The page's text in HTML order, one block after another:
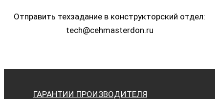
Отправить техзадание в конструкторский отдел:
tech@cehmasterdon.ru
ГАРАНТИИ ПРОИЗВОДИТЕЛЯ